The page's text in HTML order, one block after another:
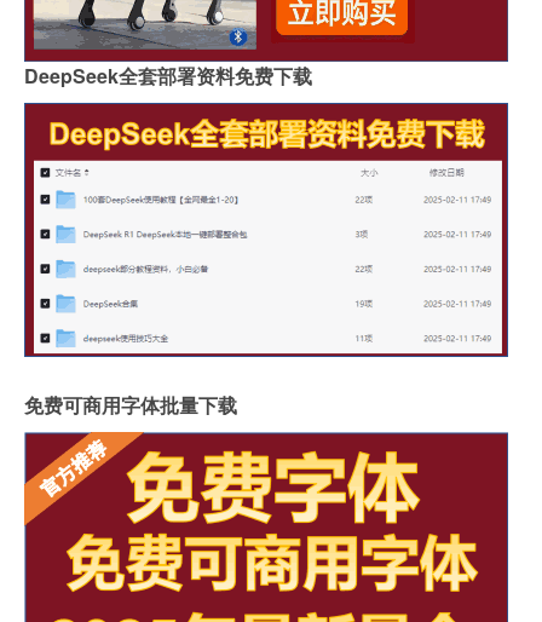
DeepSeek全套部署资料免费下载
免费可商用字体批量下载